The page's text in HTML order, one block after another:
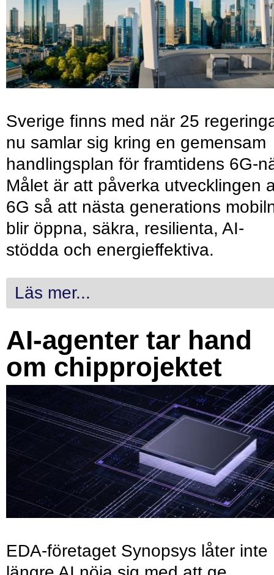
Sverige finns med när 25
nu samlar sig kring en gemensam
handlingsplan för framtidens 6G-
Målet är att påverka utvecklingen
6G så att nästa generations
blir öppna, säkra, resilienta, AI-
stödda och energieffektiva.
Läs mer...
AI-agenter tar hand
om chipprojektet
EDA-företaget Synopsys låter inte